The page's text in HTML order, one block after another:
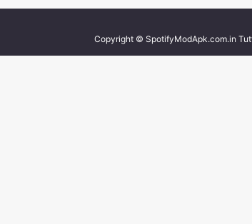
Copyright © SpotifyModApk.com.in